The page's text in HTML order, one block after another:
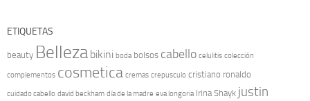
ETIQUETAS
beauty Belleza bikini boda bolsos cabello celulitis colección
complementos cosmetica cremas crepusculo cristiano ronaldo
cuidado cabello david beckham día de la madre eva longoria Irina Shayk justin